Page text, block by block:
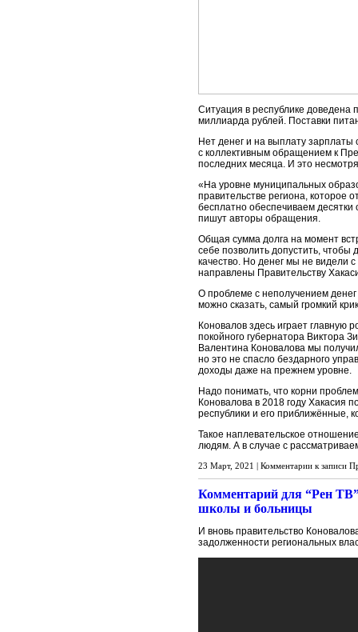
Ситуация в республике доведена
миллиарда рублей. Поставки
Нет денег и на выплату
с коллективным обращением к
последних месяца. И это
«На уровне муниципальных
правительстве региона, которое
бесплатно обеспечиваем
пишут авторы обращения.
Общая сумма долга на момент
себе позволить допустить,
качество. Но денег мы не видели
направлены Правительству
О проблеме с неполучением
можно сказать, самый громкий
Коновалов здесь играет
покойного губернатора Виктора
Валентина Коновалова мы
но это не спасло бездарного
доходы даже на прежнем уровне.
Надо понимать, что корни
Коновалова в 2018 году Хакасия
республики и его приближённые,
Такое наплевательское
людям. А в случае с
23 Март, 2021 | Комментарии к записи
Комментарий для “Рен
школы и больницы
И вновь правительство
задолженности региональных